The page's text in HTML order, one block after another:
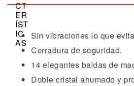
Sin vibraciones lo que
Cerradura de seguridad.
14 elegantes baldas de
Doble cristal ahumado y